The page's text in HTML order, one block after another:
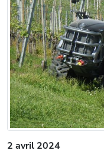
2 avril 2024